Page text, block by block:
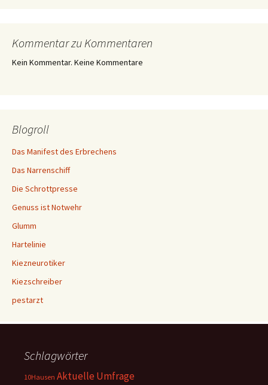
Kommentar zu Kommentaren
Kein Kommentar. Keine Kommentare
Blogroll
Das Manifest des Erbrechens
Das Narrenschiff
Die Schrottpresse
Genuss ist Notwehr
Glumm
Hartelinie
Kiezneurotiker
Kiezschreiber
pestarzt
Schlagwörter
10Hausen Aktuelle Umfrage